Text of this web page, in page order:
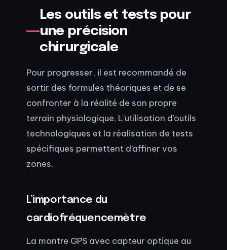
Les outils et tests pour
une précision
chirurgicale
Pour progresser, il est recommandé de
sortir des formules théoriques et de se
confronter à la réalité de son propre
terrain physiologique. L’utilisation d’outils
technologiques et la réalisation de tests
spécifiques permettent d’affiner vos
zones.
L’importance du
cardiofréquencemètre
La montre GPS avec capteur optique au